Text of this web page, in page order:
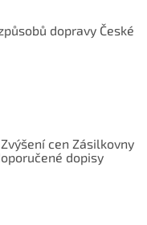
dopravy České
cen Zásilkovny
dopisy